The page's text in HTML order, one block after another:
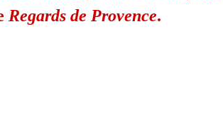
Regards de Provence.